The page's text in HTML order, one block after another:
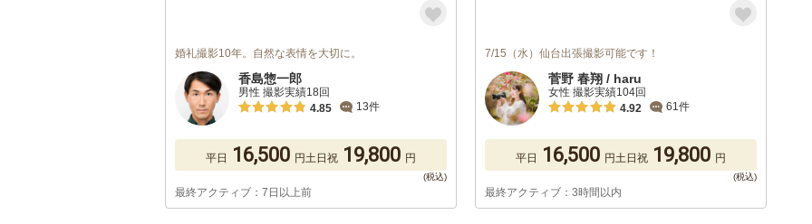
婚礼撮影10年。自然な表情を大切に。
香島惣一郎
男性 撮影実績18回
4.85
13件
平日 16,500 円土日祝 19,800 円
最終アクティブ：7日以上前
7/15（水）仙台出張撮影可能です！
菅野 春翔 / haru
女性 撮影実績104回
4.92
61件
平日 16,500 円土日祝 19,800 円
最終アクティブ：3時間以内